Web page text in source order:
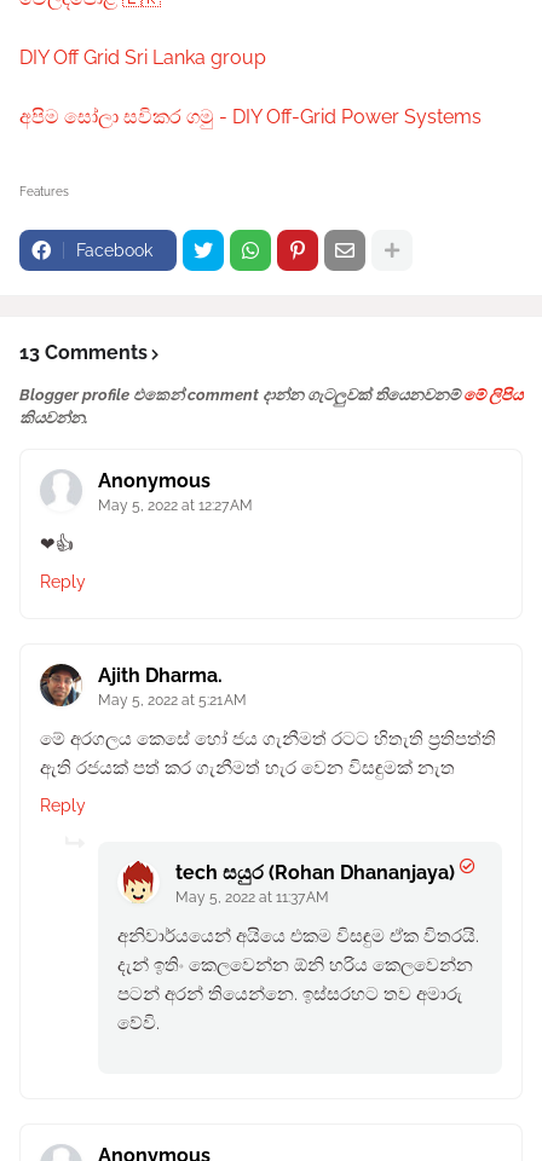
DIY Off Grid Sri Lanka group
අපිම සෝලා සවිකර ගමු - DIY Off-Grid Power Systems
Features
Facebook
13 Comments
Blogger profile එකෙන් comment දාන්න ගැටලුවක් තියෙනවනම්මේ ලිපිය
කියවන්න.
Anonymous
May 5, 2022 at 12:27 AM
❤👍
Reply
Ajith Dharma.
May 5, 2022 at 5:21 AM
මේ අරගලය කෙසේ හෝ ජය ගැනීමත් රටට හිතැති ප්‍රතිපත්ති
ඇති රජයක් පත් කර ගැනීමත් හැර වෙන විසඳුමක් නැත
Reply
tech සයුර (Rohan Dhananjaya)
May 5, 2022 at 11:37 AM
අනිවාර්යයෙන් අයියෙ එකම විසඳුම ඒක විතරයි.
දැන් ඉතිං කෙලවෙන්න ඕනි හරිය කෙලවෙන්න
පටන් අරන් තියෙන්නෙ. ඉස්සරහට තව අමාරු
වේවි.
Anonymous